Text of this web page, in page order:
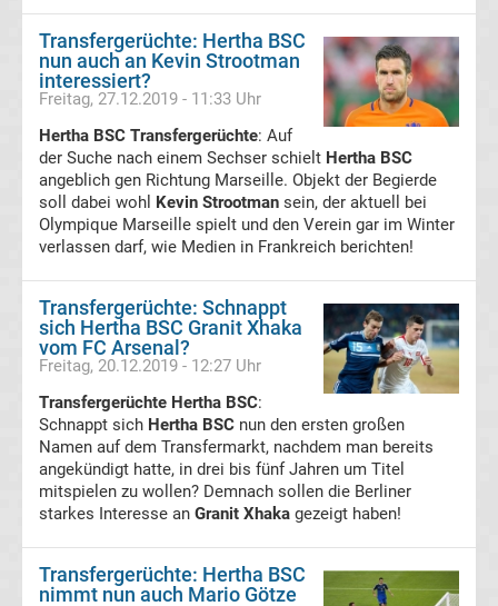
FC
Augsburg
Transfergerüchte
FC
Aue
Transfergerüchte
FC
Hansa
Transfergerüchte
Transfergerüchte: Hertha BSC
nun auch an Kevin Strootman
interessiert?
Freitag, 27.12.2019 - 11:33 Uhr
Hertha BSC Transfergerüchte: Auf
der Suche nach einem Sechser schielt Hertha BSC
angeblich gen Richtung Marseille. Objekt der Begierde
soll dabei wohl Kevin Strootman sein, der aktuell bei
Olympique Marseille spielt und den Verein gar im Winter
verlassen darf, wie Medien in Frankreich berichten!
Transfergerüchte: Schnappt
sich Hertha BSC Granit Xhaka
vom FC Arsenal?
Freitag, 20.12.2019 - 12:27 Uhr
Transfergerüchte Hertha BSC:
Schnappt sich Hertha BSC nun den ersten großen
Namen auf dem Transfermarkt, nachdem man bereits
angekündigt hatte, in drei bis fünf Jahren um Titel
mitspielen zu wollen? Demnach sollen die Berliner
starkes Interesse an Granit Xhaka gezeigt haben!
Transfergerüchte: Hertha BSC
nimmt nun auch Mario Götze